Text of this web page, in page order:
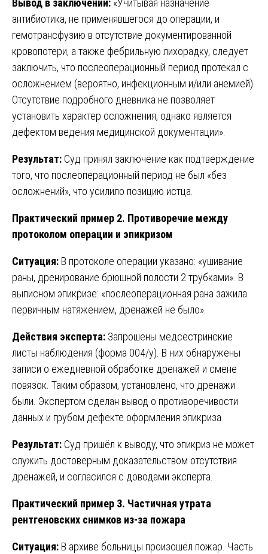
Вывод в заключении: «Учитывая назначение
антибиотика, не применявшегося до операции, и
гемотрансфузию в отсутствие документированной
кровопотери, а также фебрильную лихорадку, следует
заключить, что послеоперационный период протекал с
осложнением (вероятно, инфекционным и/или анемией).
Отсутствие подробного дневника не позволяет
установить характер осложнения, однако является
дефектом ведения медицинской документации».
Результат: Суд принял заключение как подтверждение
того, что послеоперационный период не был «без
осложнений», что усилило позицию истца.
Практический пример 2. Противоречие между
протоколом операции и эпикризом
Ситуация: В протоколе операции указано: «ушивание
раны, дренирование брюшной полости 2 трубками». В
выписном эпикризе: «послеоперационная рана зажила
первичным натяжением, дренажей не было».
Действия эксперта: Запрошены медсестринские
листы наблюдения (форма 004/у). В них обнаружены
записи о ежедневной обработке дренажей и смене
повязок. Таким образом, установлено, что дренажи
были. Экспертом сделан вывод о противоречивости
данных и грубом дефекте оформления эпикриза.
Результат: Суд пришёл к выводу, что эпикриз не может
служить достоверным доказательством отсутствия
дренажей, и согласился с доводами эксперта.
Практический пример 3. Частичная утрата
рентгеновских снимков из-за пожара
Ситуация: В архиве больницы произошёл пожар. Часть